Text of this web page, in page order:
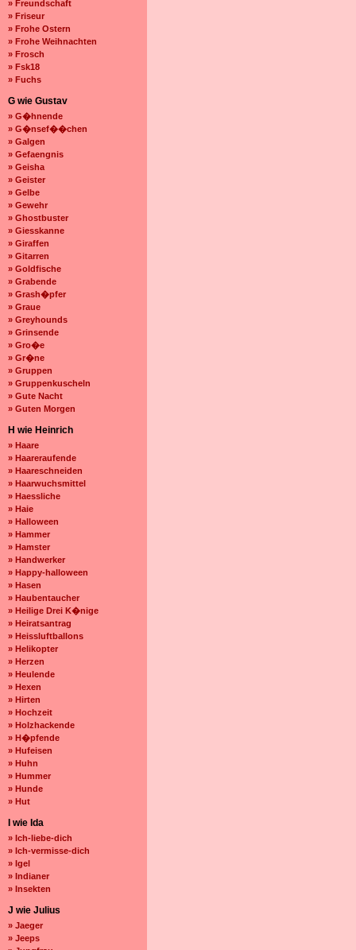
» Freundschaft
» Friseur
» Frohe Ostern
» Frohe Weihnachten
» Frosch
» Fsk18
» Fuchs
G wie Gustav
» G�hnende
» G�nsef��chen
» Galgen
» Gefaengnis
» Geisha
» Geister
» Gelbe
» Gewehr
» Ghostbuster
» Giesskanne
» Giraffen
» Gitarren
» Goldfische
» Grabende
» Grash�pfer
» Graue
» Greyhounds
» Grinsende
» Gro�e
» Gr�ne
» Gruppen
» Gruppenkuscheln
» Gute Nacht
» Guten Morgen
H wie Heinrich
» Haare
» Haareraufende
» Haareschneiden
» Haarwuchsmittel
» Haessliche
» Haie
» Halloween
» Hammer
» Hamster
» Handwerker
» Happy-halloween
» Hasen
» Haubentaucher
» Heilige Drei K�nige
» Heiratsantrag
» Heissluftballons
» Helikopter
» Herzen
» Heulende
» Hexen
» Hirten
» Hochzeit
» Holzhackende
» H�pfende
» Hufeisen
» Huhn
» Hummer
» Hunde
» Hut
I wie Ida
» Ich-liebe-dich
» Ich-vermisse-dich
» Igel
» Indianer
» Insekten
J wie Julius
» Jaeger
» Jeeps